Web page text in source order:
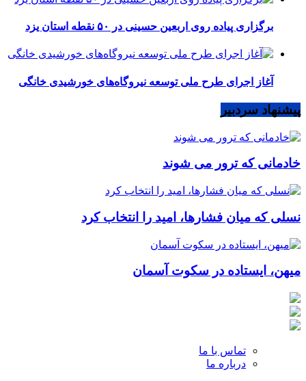
برگزاری پیاده روی اربعین حسینی در ۵۰ نقطه استان یزد
آغاز اجرای طرح ملی توسعه نیروگاه‌های خورشیدی خانگی
پیشنهاد سردبیر
خادمانی که ترور می شوند
نسلی که میان فشارها، امید را انتخاب کرد
میهن، ایستاده در سکوت آسمان
تماس با ما
درباره ما